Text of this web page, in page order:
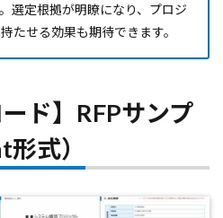
選定根拠が明瞭になり、プロジ
たせる効果も期待できます。
ード】RFPサンプ
式）